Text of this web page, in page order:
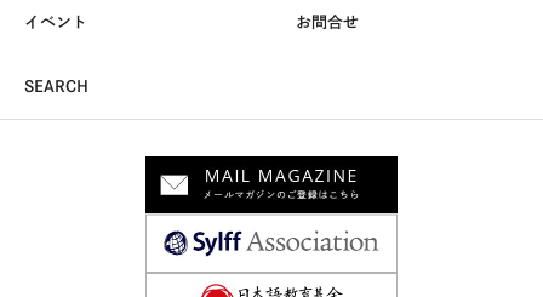
イベント お問合せ
SEARCH